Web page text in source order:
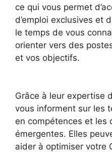
ce qui vous permet
d’emploi exclusives et
le temps de vous
orienter vers des
et vos objectifs.
Grâce à leur expertise
vous informent sur les
en compétences et les
émergentes. Elles
aider à optimiser votre